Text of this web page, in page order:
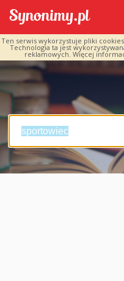
Ten serwis wykorzystuje pliki
Technologia ta jest
reklamowych. Więcej